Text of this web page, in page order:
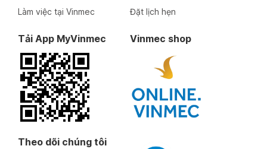
Làm việc tại Vinmec
Đặt lịch hẹn
Tải App MyVinmec Vinmec shop
Theo dõi chúng tôi